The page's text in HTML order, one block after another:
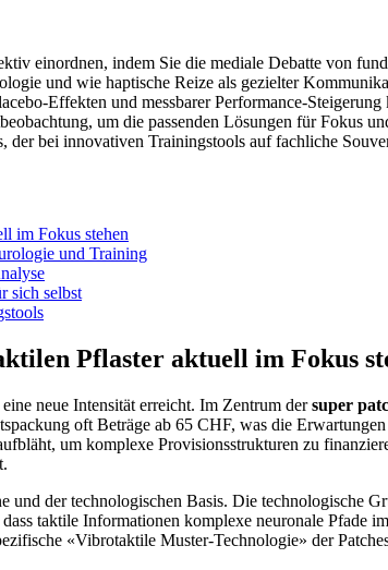
einordnen, indem Sie die mediale Debatte von
und wie haptische Reize als gezielter
Effekten und messbarer Performance-
um die passenden Lösungen für Fokus
bei innovativen Trainingstools auf fachliche
im Fokus stehen
und Training
sich selbst
Pflaster aktuell im Fokus
neue Intensität erreicht. Im Zentrum dersuper
oft Beträge ab 65 CHF, was die
um komplexe Provisionsstrukturen zu
und der technologischen Basis. Die technologische
taktile Informationen komplexe neuronale Pfade
«Vibrotaktile Muster-Technologie» der